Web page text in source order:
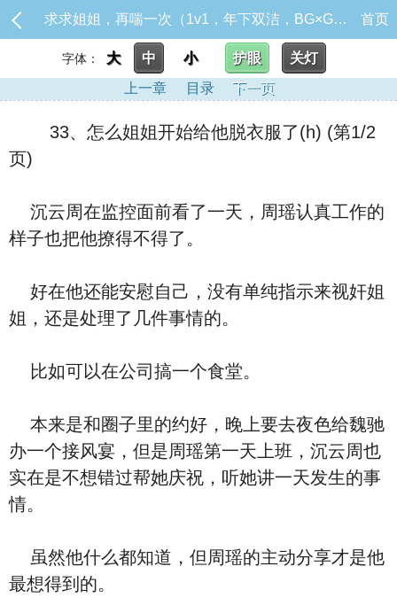
求求姐姐，再喘一次（1v1，年下双洁，BG×GB）_33、怎么姐姐开始给他脱衣服了(h) 首页
字体： 大 中 小 护眼
关灯
上一章
目录 下一页
33、怎么姐姐开始给他脱衣服了(h) (第1/2
页)
沉云周在监控面前看了一天，周瑶认真工作的
样子也把他撩得不得了。
好在他还能安慰自己，没有单纯指示来视奸姐
姐，还是处理了几件事情的。
比如可以在公司搞一个食堂。
本来是和圈子里的约好，晚上要去夜色给魏驰
办一个接风宴，但是周瑶第一天上班，沉云周也
实在是不想错过帮她庆祝，听她讲一天发生的事
情。
虽然他什么都知道，但周瑶的主动分享才是他
最想得到的。